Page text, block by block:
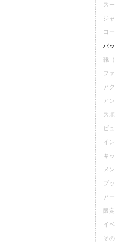
ス
ジ
コ
バ
靴
フ
ア
ア
ス
ビ
イ
キ
メ
ブ
ア
限
イ
そ